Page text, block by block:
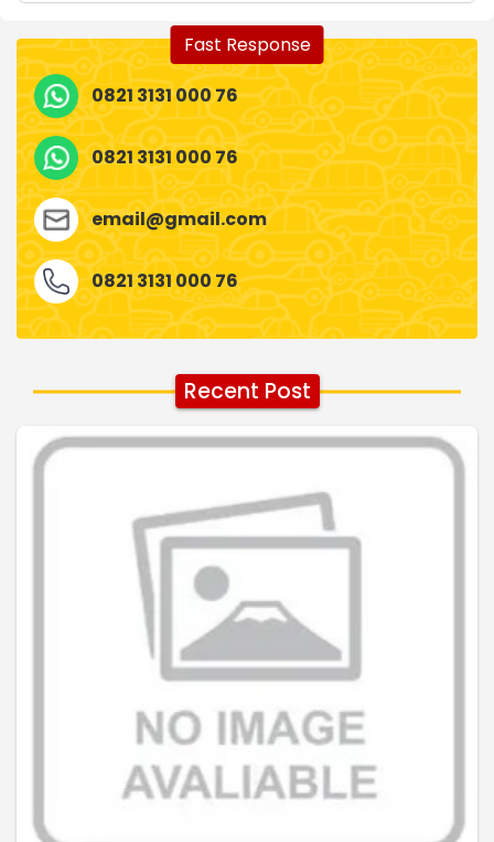
Fast Response
0821 3131 000 76
0821 3131 000 76
email@gmail.com
0821 3131 000 76
Recent Post